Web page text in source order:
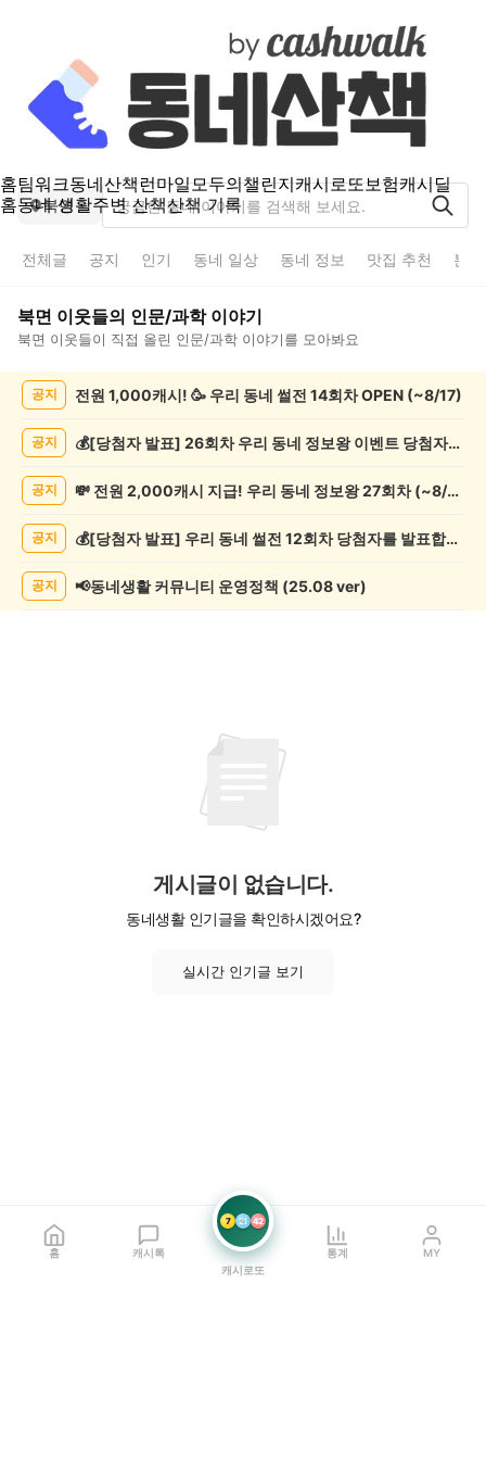
홈팀워크동네산책런마일모두의챌린지캐시로또보험캐시딜
홈동네 생활주변 산책산책 기록
북면
전체글 공지 인기 동네 일상 동네 정보 맛집 추천 분
북면 이웃들의 인문/과학이야기
북면 이웃들이 직접 올린 인문/과학 이야기를 모아봐요
공지 전원 1,000캐시! 🥳 우리 동네 썰전 14회차 OPEN (~8/17)
공지 💰[당첨자 발표] 26회차 우리 동네 정보왕 이벤트 당첨자를 발표합니다!
공지 💸 전원 2,000캐시 지급! 우리 동네 정보왕 27회차 (~8/10)
공지 💰[당첨자 발표] 우리 동네 썰전 12회차 당첨자를 발표합니다!
공지 📢동네생활 커뮤니티 운영정책 (25.08 ver)
게시글이 없습니다.
동네생활 인기글을 확인하시겠어요?
실시간 인기글 보기
홈 캐시톡
7 21 42
캐시로또
통계 MY